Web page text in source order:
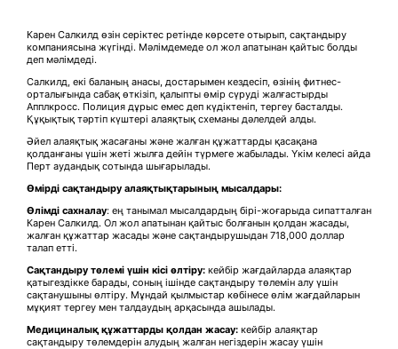
Карен Салкилд өзін серіктес ретінде көрсете отырып, сақтандыру
компаниясына жүгінді. Мәлімдемеде ол жол апатынан қайтыс болды
деп мәлімдеді.
Салкилд, екі баланың анасы, достарымен кездесіп, өзінің фитнес-
орталығында сабақ өткізіп, қалыпты өмір сүруді жалғастырды
Апплкросс. Полиция дұрыс емес деп күдіктеніп, тергеу басталды.
Құқықтық тәртіп күштері алаяқтық схеманы дәлелдей алды.
Әйел алаяқтық жасағаны және жалған құжаттарды қасақана
қолданғаны үшін жеті жылға дейін түрмеге жабылады. Үкім келесі айда
Перт аудандық сотында шығарылады.
Өмірді сақтандыру алаяқтықтарының мысалдары:
Өлімді сахналау: ең танымал мысалдардың бірі-жоғарыда сипатталған
Карен Салкилд. Ол жол апатынан қайтыс болғанын қолдан жасады,
жалған құжаттар жасады және сақтандырушыдан 718,000 доллар
талап етті.
Сақтандыру төлемі үшін кісі өлтіру: кейбір жағдайларда алаяқтар
қатыгездікке барады, соның ішінде сақтандыру төлемін алу үшін
сақтанушыны өлтіру. Мұндай қылмыстар көбінесе өлім жағдайларын
мұқият тергеу мен талдаудың арқасында ашылады.
Медициналық құжаттарды қолдан жасау: кейбір алаяқтар
сақтандыру төлемдерін алудың жалған негіздерін жасау үшін